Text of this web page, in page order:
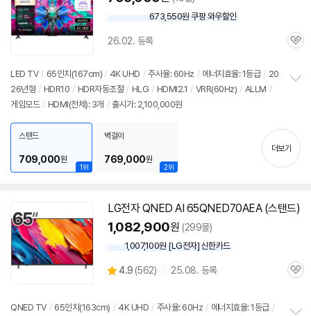
할
673,550원 쿠팡 와우할인
26.02. 등록
관
LED TV / 65인치(167cm) / 4K UHD / 주사율: 60Hz / 에너지효율: 1등급 / 20
26년형 / HDR10 / HDR자동조절 / HLG / HDMI2.1 / VRR(60Hz) / ALLM /
게임모드 / HDMI(전체): 3개 / 출시가: 2,100,000원
기
1위
스탠드
709,000원
2위
벽걸이
769,000원
더보기
LG전자 QNED AI 65QNED70AEA (스탠드)
1,082,900원 (299몰)
1,007,100원 [LG전자] 신한카드
별
4.9 (상
562) 25.08. 등록
관
QNED TV / 65인치(163cm) / 4K UHD / 주사율: 60Hz / 에너지효율: 1등급 /